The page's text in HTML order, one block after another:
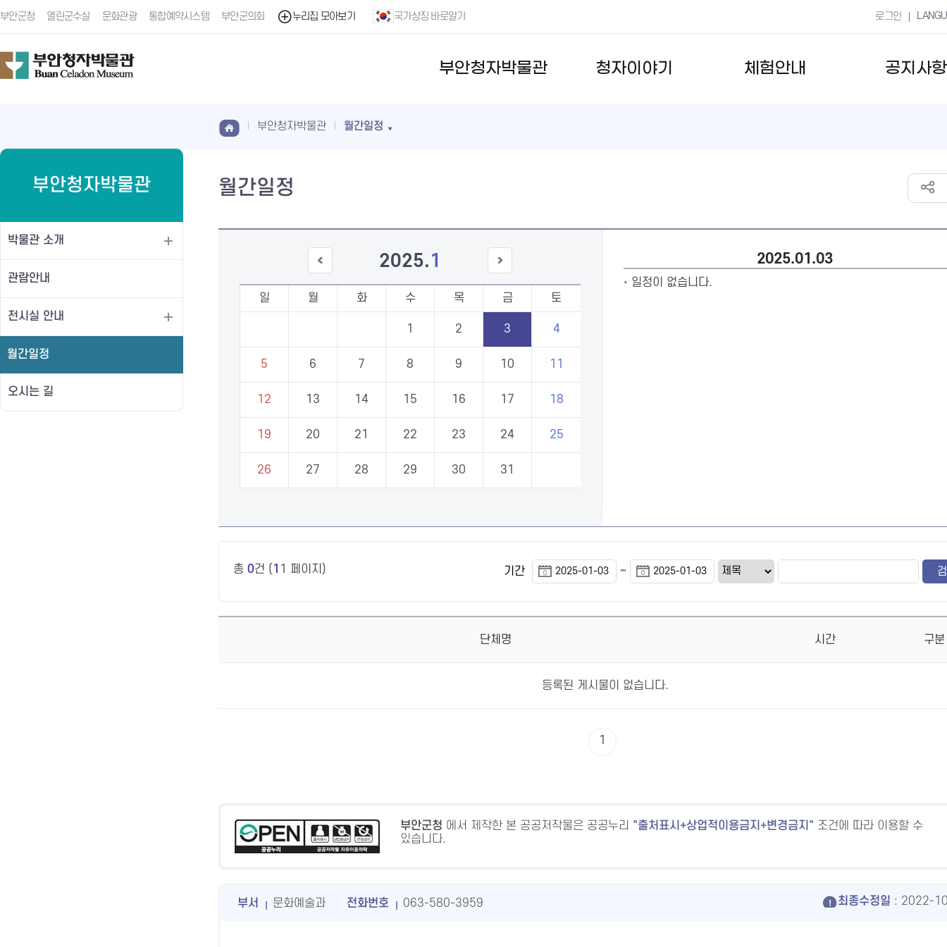
부안군청 열린군수실 문화관광 통합예약시스템 부안군의회 누리집 모아보기 국가상징 바로알기 로그인
부안청자박물관 청자이야기 체험안내 공지사항
부안청자박물관
박물관 소개
관람안내
전시실 안내
월간일정
오시는 길
부안청자박물관 월간일정
월간일정
2025.1
달
달
일 월 화 수 목 금 토
1 2 3 4
5 6 7 8 9 10 11
12 13 14 15 16 17 18
19 20 21 22 23 24 25
26 27 28 29 30 31
2025.01.03
일정이 없습니다.
총 0건 ( 1 1 페이지) 기간 ~
단체명 시간 구분
등록된 게시물이 없습니다.
1
부안군청 에서 제작한 본 공공저작물은 공공누리 출처표시+상업적이용금지+변경금지
조건에 따라 이용할 수
있습니다.
부서 문화예술과 전화번호 063-580-3959 최종수정일 : 2022-